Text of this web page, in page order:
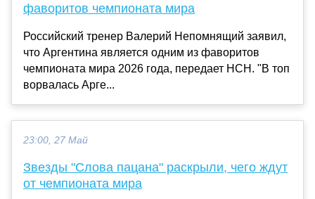
фаворитов чемпионата мира
Российский тренер Валерий Непомнящий заявил,
что Аргентина является одним из фаворитов
чемпионата мира 2026 года, передает НСН. "В топ
ворвалась Арге...
23:00, 27 Май
Звезды "Слова пацана" раскрыли, чего ждут
от чемпионата мира